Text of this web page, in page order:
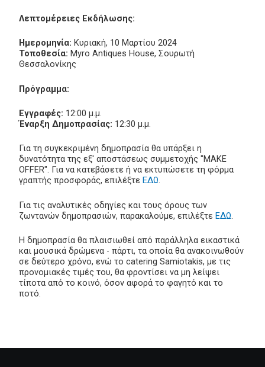
Λεπτομέρειες Εκδήλωσης:
Ημερομηνία: Κυριακή, 10 Μαρτίου 2024
Τοποθεσία: Myro Antiques House, Σουρωτή
Θεσσαλονίκης
Πρόγραμμα:
Εγγραφές: 12:00 μ.μ.
Έναρξη Δημοπρασίας: 12:30 μ.μ.
Για τη συγκεκριμένη δημοπρασία θα υπάρξει η
δυνατότητα της εξ' αποστάσεως συμμετοχής "MAKE
OFFER". Για να κατεβάσετε ή να εκτυπώσετε τη φόρμα
γραπτής προσφοράς, επιλέξτε ΕΔΩ.
Για τις αναλυτικές οδηγίες και τους όρους των
ζωντανών δημοπρασιών, παρακαλούμε, επιλέξτε ΕΔΩ.
Η δημοπρασία θα πλαισιωθεί από παράλληλα εικαστικά
και μουσικά δρώμενα - πάρτι, τα οποία θα ανακοινωθούν
σε δεύτερο χρόνο, ενώ το catering Samiotakis, με τις
προνομιακές τιμές του, θα φροντίσει να μη λείψει
τίποτα από το κοινό, όσον αφορά το φαγητό και το
ποτό.